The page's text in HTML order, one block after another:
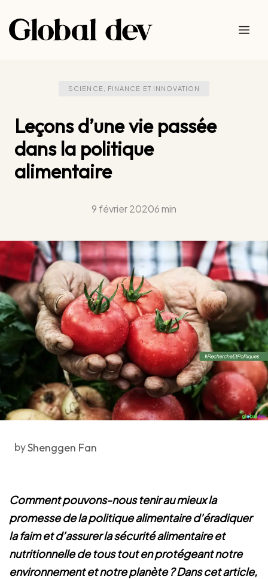
au
contenu
SCIENCE, FINANCE ET INNOVATION
Leçons d’une vie passée
dans la politique
alimentaire
9 février 20206 min
byShenggen Fan
Comment pouvons-nous tenir au mieux la
promesse de la politique alimentaire d’éradiquer
la faim et d’assurer la sécurité alimentaire et
nutritionnelle de tous tout en protégeant notre
environnement et notre planète ? Dans cet article,